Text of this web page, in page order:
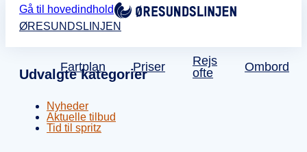
Gå til hovedindhold
ØRESUNDSLINJEN
Fartplan Priser
Rejs
ofte
Ombord
Udvalgte kategorier
Nyheder
Aktuelle tilbud
Tid til spritz